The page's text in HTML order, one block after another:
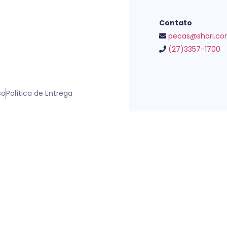
Contato
(27)3357-1700
Política de Entrega